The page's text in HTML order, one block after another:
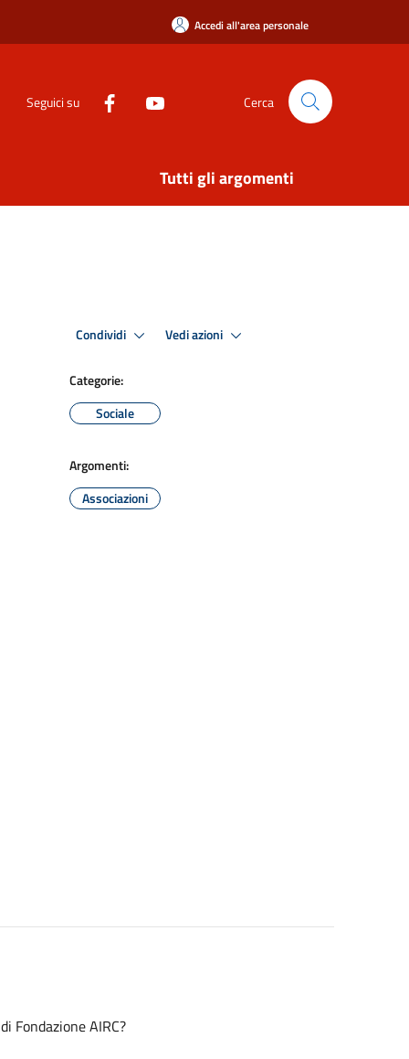
Accedi all'area personale
Seguici su Cerca
Tutti gli argomenti
Condividi Vedi azioni
Categorie:
Sociale
Argomenti:
Associazioni
Fondazione AIRC?